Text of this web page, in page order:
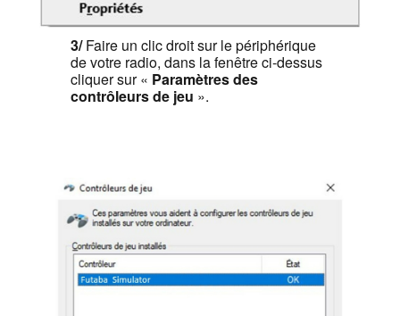
3/Faire un clic droit sur le périphérique
de votre radio, dans la fenêtre ci-dessus
cliquer sur « Paramètres des
contrôleurs de jeu ».